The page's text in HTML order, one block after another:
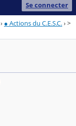
Se connecter
› ● Actions du C.E.S.C.›>